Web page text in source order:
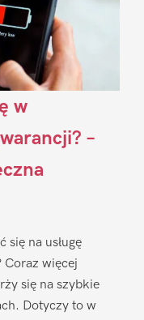
w
–
na usługę
Coraz więcej
się na szybkie
Dotyczy to w